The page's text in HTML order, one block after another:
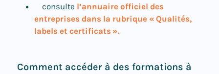
consulte l’annuaire officiel des
entreprises dans la rubrique « Qualités,
labels et certificats ».
Comment accéder à des formations à